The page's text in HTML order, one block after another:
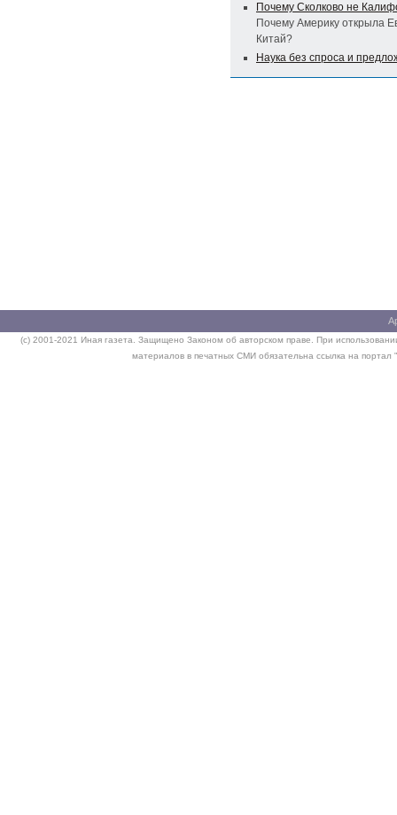
Почему Сколково не
Почему Америку открыла
Китай?
Наука без спроса и
(c) 2001-2021 Иная газета. Защищено Законом об авторском праве. При
материалов в печатных СМИ обязательна ссылка на